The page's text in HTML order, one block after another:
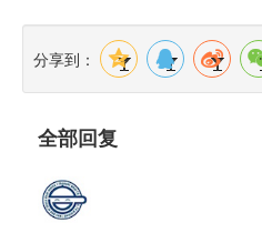
分享到：
全部回复